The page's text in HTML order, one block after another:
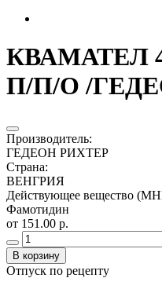
КВАМАТЕЛ
П/П/О /
Производитель:
ГЕДЕОН РИХТЕР
Страна:
ВЕНГРИЯ
Действующее вещество
Фамотидин
от 151.00 р.
В корзину
Отпуск по рецепту